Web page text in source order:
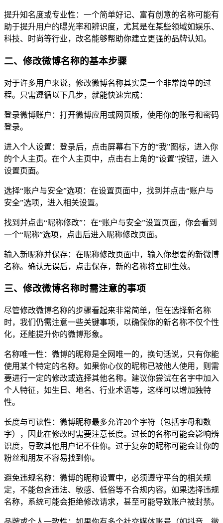
提升知名度或专业性：一个简单好记、富有创意的名称可能有
助于提升用户的曝光率和辨识度，尤其是在某些领域如娱乐、
科技、时尚等行业，改名能够帮助你建立更强的品牌认知。
二、修改微博名称的基本步骤
对于许多用户来说，修改微博名称其实是一个非常简单的过
程。只需遵循以下几步，就能快速完成：
登录微博账户：打开微博应用或网页版，使用你的账号和密码
登录。
进入个人设置：登录后，点击屏幕右下方的“我”图标，进入你
的个人主页。在个人主页中，点击右上角的“设置”按钮，进入
设置页面。
选择“账户与安全”选项：在设置页面中，找到并点击“账户与
安全”选项，进入相关设置。
找到并点击“昵称修改”：在“账户与安全”设置页面，你会看到
一个“昵称”选项，点击后进入昵称修改页面。
输入新昵称并保存：在昵称修改页面中，输入你想要的新微博
名称。确认无误后，点击保存，新的名称将立即生效。
三、修改微博名称时需注意的事项
尽管修改微博名称的步骤看起来非常简单，但在选择新名称
时，我们仍需注意一些关键事项，以确保你的新名称不仅个性
化，还能提升你的微博形象。
名称唯一性：微博的昵称是全网唯一的，换句话说，只有你能
使用某个特定的名称。如果你心仪的昵称已被他人使用，则需
要进行一定的修改或选择其他名称。建议你尝试在名字中加入
个人特征，如生日、地名、行业术语等，这样可以增加独特
性。
长度与可读性：微博昵称最多允许20个字符（包括字母和数
字），因此在修改时需要注意长度。过长的名称可能会影响辨
识度，导致其他用户记不住你。过于复杂的昵称可能会让你的
粉丝和朋友不容易找到你。
避免违规名称：微博的昵称设置中，必须遵守平台的相关规
定，不能包含违法、敏感、低俗等不合规内容。如果选择违规
名称，系统可能会拒绝修改请求，甚至可能导致账户被封禁。